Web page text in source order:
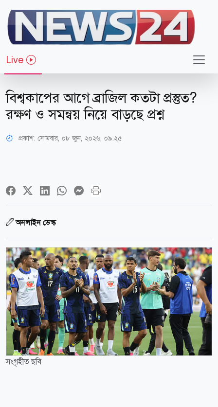
Live
খেলাধুলা
বিশ্বকাপের আগে ব্রাজিল কতটা প্রস্তুত?
রক্ষণ ও সমন্বয় নিয়ে বাড়ছে প্রশ্ন
প্রকাশ: সোমবার, ০৮ জুন, ২০২৬, ০৯:২৫
অনলাইন ডেস্ক
সংগৃহীত ছবি